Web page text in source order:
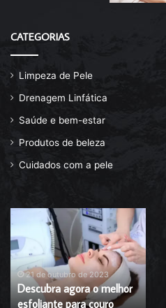
CATEGORIAS
Limpeza de Pele
Drenagem Linfática
Saúde e bem-estar
Produtos de beleza
Cuidados com a pele
Descubra
o
melhor
esfoliante
para
couro
21 de outubro de 2023
Descubra agora o melhor
esfoliante para couro